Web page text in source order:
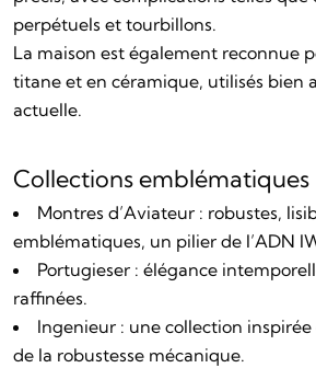
perpétuels et tourbillons.
La maison est également reconnue
titane et en céramique, utilisés bien
actuelle.
Collections emblématiques
Montres d’Aviateur : robustes,
emblématiques, un pilier de l’ADN
Portugieser : élégance
raffinées.
Ingenieur : une collection
de la robustesse mécanique.